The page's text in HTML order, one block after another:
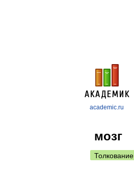
academic.ru
мозг
Толкование